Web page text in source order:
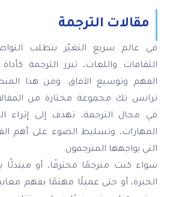
مقالات الترجمة
في عالم سريع التغيّر يتطلب
الثقافات واللغات، تبرز الترجمة
الفهم وتوسيع الآفاق. ومن هذا
ترانس تك مجموعة مختارة من
في مجال الترجمة، تهدف إلى إثراء
المهارات، وتسليط الضوء على أهم
التي يواجهها المترجمون.
سواء كنت مترجمًا محترفًا، أو
الخبرة، أو حتى عميلًا مهتمًا بفهم